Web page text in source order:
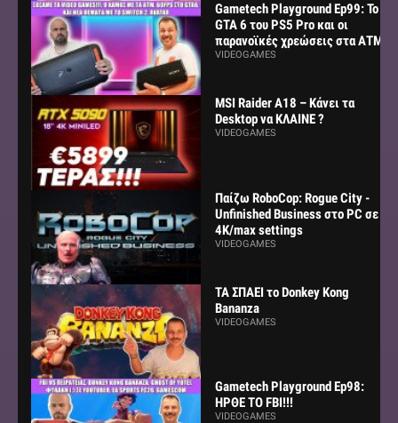
Gametech Playground Ep99: Το
GTA 6 του PS5 Pro και οι
παρανοϊκές χρεώσεις στα ΑΤΜ
VIDEOGAMES
MSI Raider A18 – Κάνει τα
Desktop να ΚΛΑΙΝΕ ?
VIDEOGAMES
Παίζω RoboCop: Rogue City -
Unfinished Business στο PC σε
4K/max settings
VIDEOGAMES
ΤΑ ΣΠΑΕΙ το Donkey Kong
Bananza
VIDEOGAMES
Gametech Playground Ep98:
ΗΡΘΕ ΤΟ FBI!!!
VIDEOGAMES